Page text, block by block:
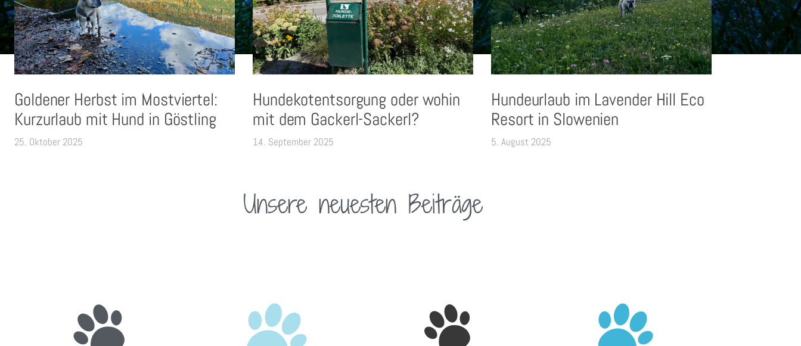
Goldener Herbst im Mostviertel:
Kurzurlaub mit Hund in Göstling
25. Oktober 2025
Hundekotentsorgung oder wohin
mit dem Gackerl-Sackerl?
14. September 2025
Hundeurlaub im Lavender Hill Eco
Resort in Slowenien
5. August 2025
Unsere neuesten Beiträge